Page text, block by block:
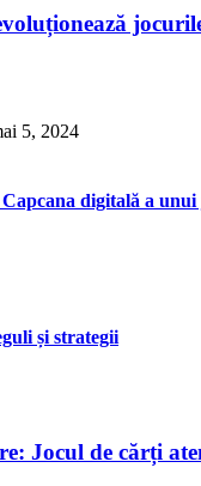
5, 2024
digitală a unui
și strategii
Jocul de cărți